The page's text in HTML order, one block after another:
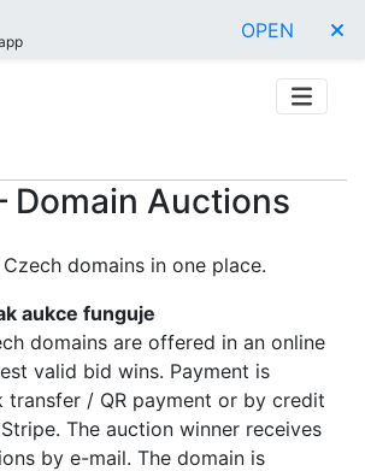
OPEN
Domain Auctions
domains in one place.
aukce funguje
domains are offered in an online
valid bid wins. Payment is
transfer / QR payment or by credit
The auction winner receives
by e-mail. The domain is